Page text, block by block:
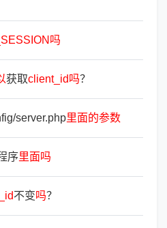
_SESSION 吗
获取client_id 吗？
server.php里面的参数
序里面吗
不变吗？